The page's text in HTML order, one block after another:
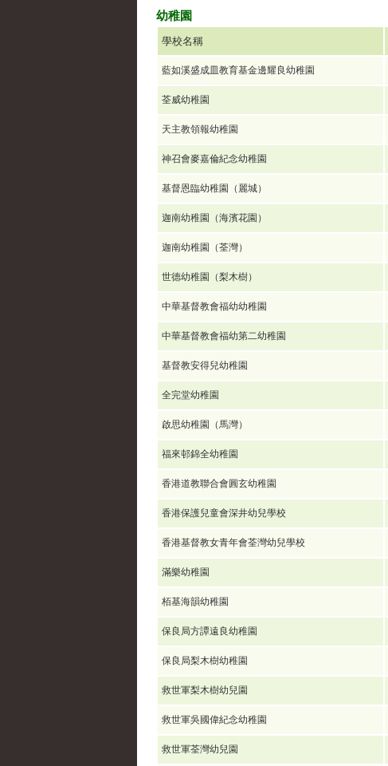
幼稚園
學校名稱
藍如溪盛成皿教育基金邊耀良幼稚園
荃威幼稚園
天主教領報幼稚園
神召會麥嘉倫紀念幼稚園
基督恩臨幼稚園（麗城）
迦南幼稚園（海濱花園）
迦南幼稚園（荃灣）
世德幼稚園（梨木樹）
中華基督教會福幼幼稚園
中華基督教會福幼第二幼稚園
基督教安得兒幼稚園
全完堂幼稚園
啟思幼稚園（馬灣）
福來邨錦全幼稚園
香港道教聯合會圓玄幼稚園
香港保護兒童會深井幼兒學校
香港基督教女青年會荃灣幼兒學校
滿樂幼稚園
栢基海韻幼稚園
保良局方譚遠良幼稚園
保良局梨木樹幼稚園
救世軍梨木樹幼兒園
救世軍吳國偉紀念幼稚園
救世軍荃灣幼兒園